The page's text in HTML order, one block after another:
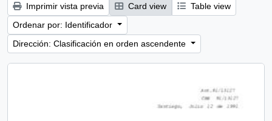
Imprimir vista previa Card view
Table view
Ordenar por: Identificador
Dirección: Clasificación en orden ascendente